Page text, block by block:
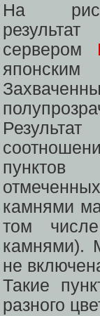
На
сервером
камнями
том
камнями).
не
Такие
разного